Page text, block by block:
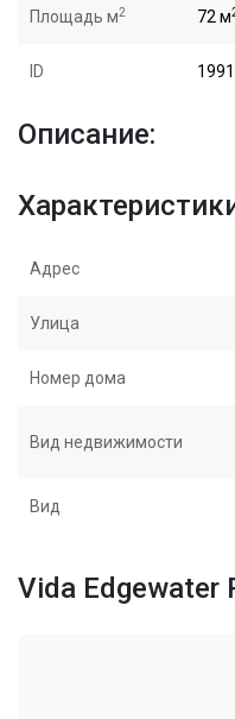
Площадь м2 72 м
ID
Описание:
Адрес
Улица
Номер дома
Вид недвижимости
Вид
Vida Edgewater